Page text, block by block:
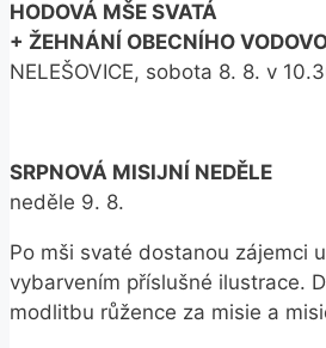
HODOVÁ MŠE SVATÁ
+ ŽEHNÁNÍ OBECNÍHO
NELEŠOVICE, sobota 8. 8. v
SRPNOVÁ MISIJNÍ NEDĚLE
neděle 9. 8.
Po mši svaté dostanou zájemci
vybarvením příslušné ilustrace.
modlitbu růžence za misie a